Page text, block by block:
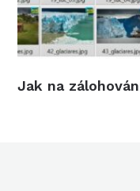
Jak na